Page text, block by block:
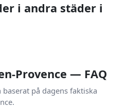
i andra städer i
Provence — FAQ
på dagens faktiska